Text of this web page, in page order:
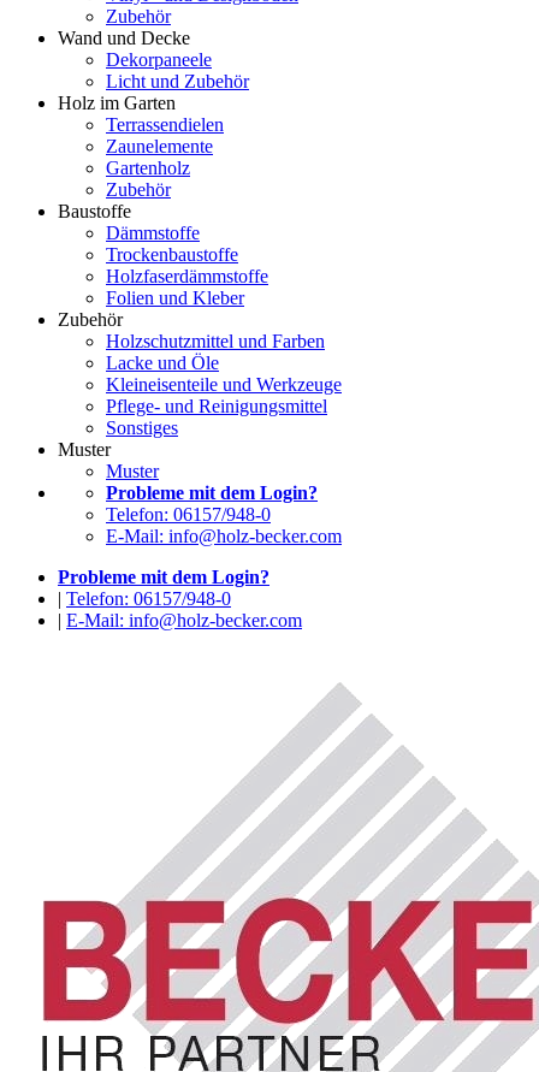
Zubehör
Wand und Decke
Dekorpaneele
Licht und Zubehör
Holz im Garten
Terrassendielen
Zaunelemente
Gartenholz
Zubehör
Baustoffe
Dämmstoffe
Trockenbaustoffe
Holzfaserdämmstoffe
Folien und Kleber
Zubehör
Holzschutzmittel und Farben
Lacke und Öle
Kleineisenteile und Werkzeuge
Pflege- und Reinigungsmittel
Sonstiges
Muster
Muster
Probleme mit dem Login?
Telefon: 06157/948-0
E-Mail: info@holz-becker.com
Probleme mit dem Login?
| Telefon: 06157/948-0
| E-Mail: info@holz-becker.com